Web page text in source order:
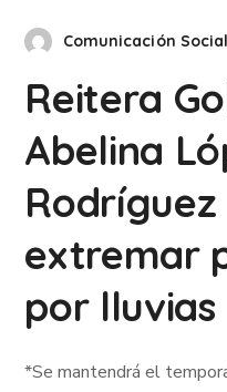
Comunicación Social
Reitera
Abelina
extremar
por lluvias
*Se mantendrá el